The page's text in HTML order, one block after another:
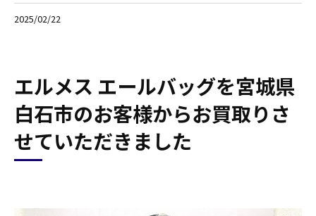
2025/02/22
エルメス エールバッグを宮城県
白石市のお客様からお買取りさ
せていただきました